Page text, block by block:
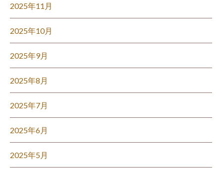
2025年11月
2025年10月
2025年9月
2025年8月
2025年7月
2025年6月
2025年5月